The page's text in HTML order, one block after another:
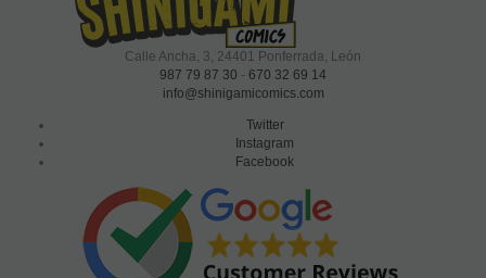
Calle Ancha, 3, 24401 Ponferrada, León
987 79 87 30 - 670 32 69 14
info@shinigamicomics.com
Twitter
Instagram
Facebook